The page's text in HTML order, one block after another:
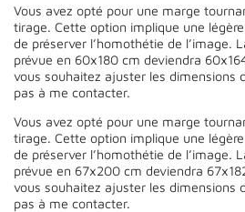
Vous avez opté pour une marge
tirage. Cette option implique une
de préserver l’homothétie de l’image.
prévue en 60x180 cm deviendra
vous souhaitez ajuster les dimensions
pas à me contacter.
Vous avez opté pour une marge
tirage. Cette option implique une
de préserver l’homothétie de l’image.
prévue en 67x200 cm deviendra
vous souhaitez ajuster les dimensions
pas à me contacter.